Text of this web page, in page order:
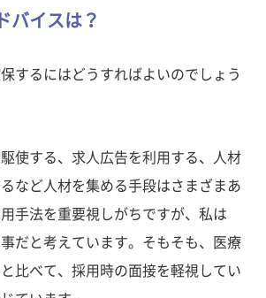
バイスは？
するにはどうすればよいのでしょう
使する、求人広告を利用する、人材
など人材を集める手段はさまざまあ
手法を重要視しがちですが、私は
事だと考えています。そもそも、医療
比べて、採用時の面接を軽視してい